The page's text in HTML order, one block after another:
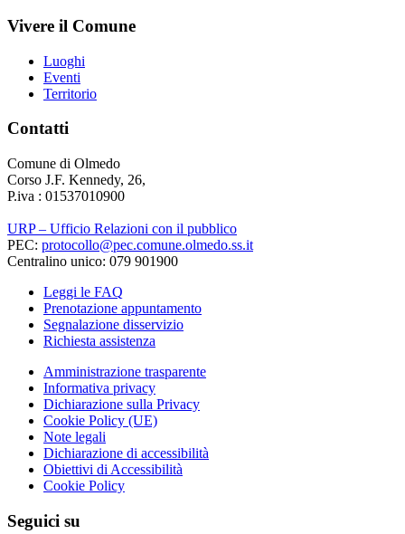
Vivere il Comune
Luoghi
Eventi
Territorio
Contatti
Comune di Olmedo
Corso J.F. Kennedy, 26,
P.iva : 01537010900
URP – Ufficio Relazioni con il pubblico
PEC: protocollo@pec.comune.olmedo.ss.it
Centralino unico: 079 901900
Leggi le FAQ
Prenotazione appuntamento
Segnalazione disservizio
Richiesta assistenza
Amministrazione trasparente
Informativa privacy
Dichiarazione sulla Privacy
Cookie Policy (UE)
Note legali
Dichiarazione di accessibilità
Obiettivi di Accessibilità
Cookie Policy
Seguici su